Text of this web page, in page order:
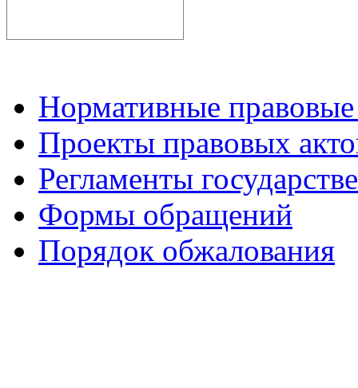
Нормативные
Проекты правовых
Регламенты
Формы обращений
Порядок обжалования